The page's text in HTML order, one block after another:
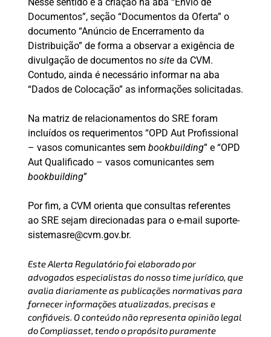
Nesse sentido é a criação na aba “Envio de
Documentos”, seção “Documentos da Oferta” o
documento “Anúncio de Encerramento da
Distribuição” de forma a observar a exigência de
divulgação de documentos no site da CVM.
Contudo, ainda é necessário informar na aba
“Dados de Colocação” as informações solicitadas.
Na matriz de relacionamentos do SRE foram
incluídos os requerimentos “OPD Aut Profissional
– vasos comunicantes sem bookbuilding” e “OPD
Aut Qualificado – vasos comunicantes sem
bookbuilding”
Por fim, a CVM orienta que consultas referentes
ao SRE sejam direcionadas para o e-mail suporte-
sistemasre@cvm.gov.br.
Este Alerta Regulatório foi elaborado por
advogados especialistas do nosso time jurídico, que
avalia diariamente as publicações normativas para
fornecer informações atualizadas, precisas e
confiáveis. O conteúdo não representa opinião legal
do Compliasset, tendo o propósito puramente